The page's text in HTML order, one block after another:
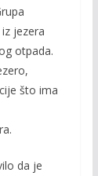
jezera
otpada.
što ima
da je